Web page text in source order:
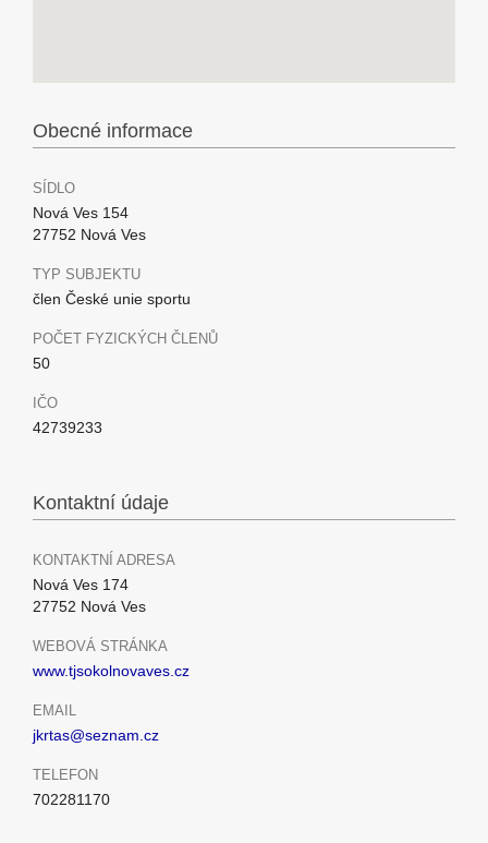
Obecné informace
SÍDLO
Nová Ves 154
27752 Nová Ves
TYP SUBJEKTU
člen České unie sportu
POČET FYZICKÝCH ČLENŮ
50
IČO
42739233
Kontaktní údaje
KONTAKTNÍ ADRESA
Nová Ves 174
27752 Nová Ves
WEBOVÁ STRÁNKA
www.tjsokolnovaves.cz
EMAIL
jkrtas@seznam.cz
TELEFON
702281170